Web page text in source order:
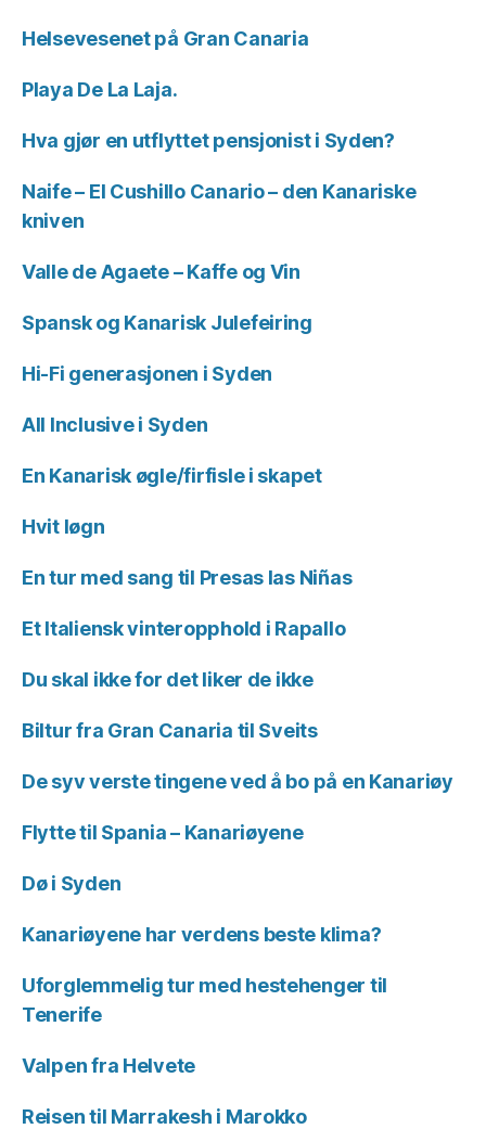
Helsevesenet på Gran Canaria
Playa De La Laja.
Hva gjør en utflyttet pensjonist i Syden?
Naife – El Cushillo Canario – den Kanariske
kniven
Valle de Agaete – Kaffe og Vin
Spansk og Kanarisk Julefeiring
Hi-Fi generasjonen i Syden
All Inclusive i Syden
En Kanarisk øgle/firfisle i skapet
Hvit løgn
En tur med sang til Presas las Niñas
Et Italiensk vinteropphold i Rapallo
Du skal ikke for det liker de ikke
Biltur fra Gran Canaria til Sveits
De syv verste tingene ved å bo på en Kanariøy
Flytte til Spania – Kanariøyene
Dø i Syden
Kanariøyene har verdens beste klima?
Uforglemmelig tur med hestehenger til
Tenerife
Valpen fra Helvete
Reisen til Marrakesh i Marokko